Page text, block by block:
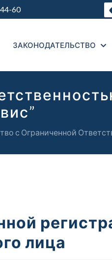
60
ЗАКОНОДАТЕЛЬСТВО
с Ограниченной
лица